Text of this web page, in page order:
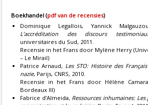
Boekhandel (pdf van de recensies)
Dominique Legallois, Yannick
L’accréditation des discours
universitaires du Sud, 2011.
Recensie in het Frans door Mylène Herry
– Le Mirail)
Patrice Arnaud, Les STO: Histoire des
nazie, Parijs, CNRS, 2010.
Recensie in het Frans door Hélène
Bordeaux III)
Fabrice d’Almeida, Ressources inhumaines: